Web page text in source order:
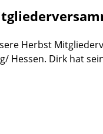
Herbst
Hessen. Dirk hat